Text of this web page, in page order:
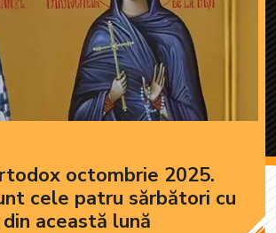
octombrie 2025.
cele patru sărbători cu
această lună